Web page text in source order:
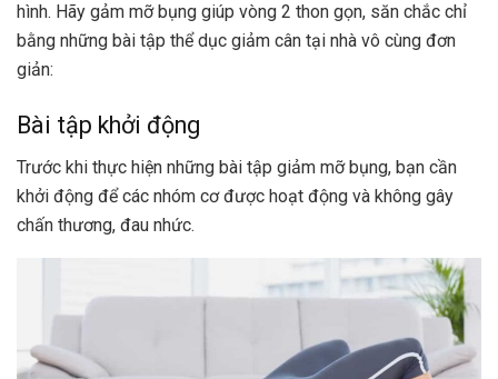
hình. Hãy gảm mỡ bụng giúp vòng 2 thon gọn, săn chắc chỉ
bằng những bài tập thể dục giảm cân tại nhà vô cùng đơn
giản:
Bài tập khởi động
Trước khi thực hiện những bài tập giảm mỡ bụng, bạn cần
khởi động để các nhóm cơ được hoạt động và không gây
chấn thương, đau nhức.